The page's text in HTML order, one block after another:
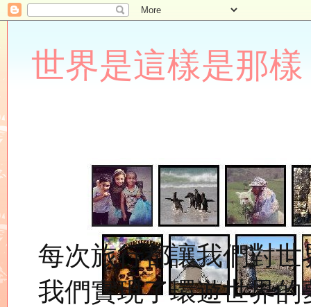
世界是這樣是那樣
每次旅行都讓我們對
我們實現了環遊世界